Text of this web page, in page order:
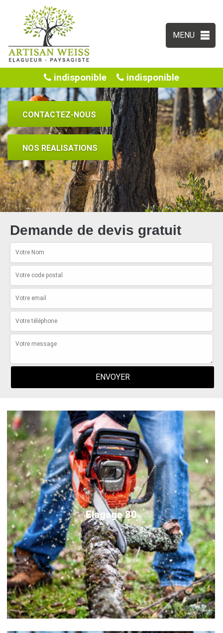
MENU
indisponible indisponible
CONTACTEZ-NOUS
NOS REALISATIONS
Demande de devis gratuit
Elagage 80